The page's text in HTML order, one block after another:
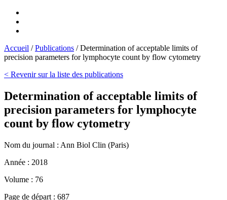
Accueil /Publications /Determination of acceptable limits of
precision parameters for lymphocyte count by flow cytometry
< Revenir sur la liste des publications
Determination of acceptable limits of
precision parameters for lymphocyte
count by flow cytometry
Nom du journal : Ann Biol Clin (Paris)
Année : 2018
Volume : 76
Page de départ : 687